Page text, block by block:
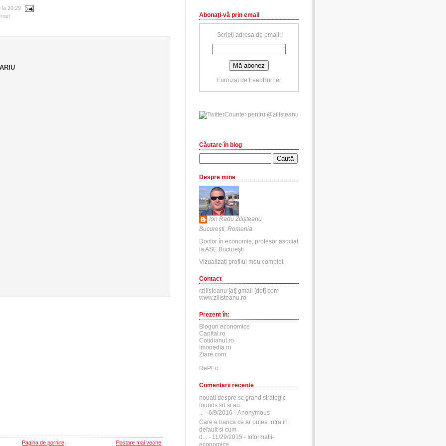
la 20:29
Postare mai veche
Pagina de pornire
Abonaţi-vă prin email
Scrieţi adresa de email:
Furnizat de FeedBurner
Căutare în blog
Despre mine
Ion Radu Zilişteanu
Bucureşti, Romania
Doctor în economie, profesor asociat
la ASE Bucureşti
Vizualizați profilul meu complet
Contact
rzilisteanu [at] gmail [dot] com
www.zilisteanu.ro
Prezent în:
Bloguri economice
Capital.ro
Cotidianul.ro
Imopedia.ro
Ziare.com
RePEc
Comentarii recente
nouati despre sc grand strategic
founds srl si au
... - 6/9/2016 - Anonymous
Care e banca ce ar putea intra in
default si cum
d... - 11/29/2015 - Informatii-
economice